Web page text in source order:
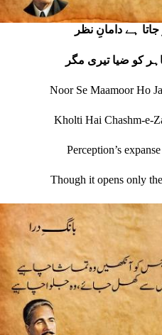
ہے دامانِ نظر
کو ضیا تیری مگر
Noor Se Maamoor Ho
Kholti Hai Chashm-e-
Perception’s
Though it opens only